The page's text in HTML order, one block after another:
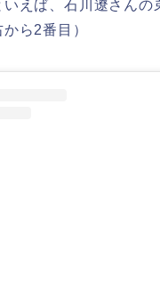
えば、石川遼さんの
ら2番目）